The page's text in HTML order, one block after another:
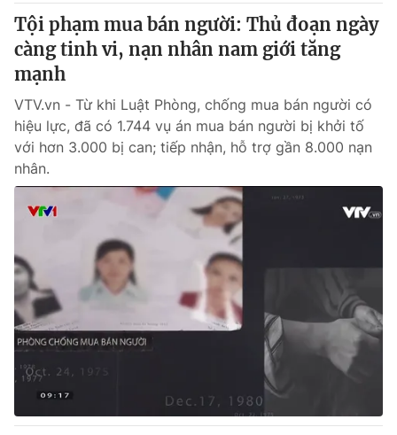
Tội phạm mua bán người: Thủ đoạn ngày
càng tinh vi, nạn nhân nam giới tăng
mạnh
VTV.vn - Từ khi Luật Phòng, chống mua bán người có
hiệu lực, đã có 1.744 vụ án mua bán người bị khởi tố
với hơn 3.000 bị can; tiếp nhận, hỗ trợ gần 8.000 nạn
nhân.